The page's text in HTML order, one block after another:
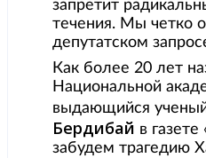
запретит
течения. Мы четко
депутатском
Как более 20 лет
Национальной
выдающийся
Бердибай в газете
забудем трагедию